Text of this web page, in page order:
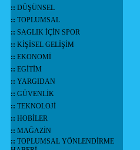
:: DÜŞÜNSEL
:: TOPLUMSAL
:: SAGLIK İÇİN SPOR
:: KİŞİSEL GELİŞİM
:: EKONOMİ
:: EGİTİM
:: YARGIDAN
:: GÜVENLİK
:: TEKNOLOJİ
:: HOBİLER
:: MAĞAZİN
:: TOPLUMSAL YÖNLENDİRME